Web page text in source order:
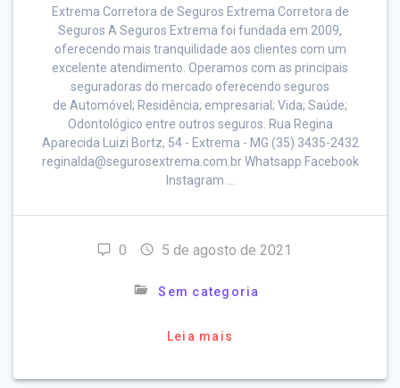
Extrema Corretora de Seguros Extrema Corretora de
Seguros A Seguros Extrema foi fundada em 2009,
oferecendo mais tranquilidade aos clientes com um
excelente atendimento. Operamos com as principais
seguradoras do mercado oferecendo seguros
de Automóvel; Residência; empresarial; Vida; Saúde;
Odontológico entre outros seguros. Rua Regina
Aparecida Luizi Bortz, 54 - Extrema - MG (35) 3435-2432
reginalda@segurosextrema.com.br Whatsapp Facebook
Instagram …
0 5 de agosto de 2021
Sem categoria
Leia mais